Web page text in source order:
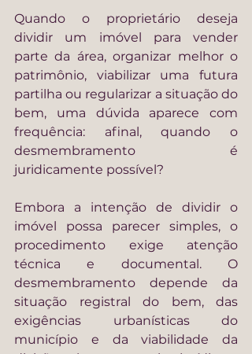
Quando o proprietário deseja
dividir um imóvel para vender
parte da área, organizar melhor o
patrimônio, viabilizar uma futura
partilha ou regularizar a situação do
bem, uma dúvida aparece com
frequência: afinal, quando o
desmembramento é
juridicamente possível?
Embora a intenção de dividir o
imóvel possa parecer simples, o
procedimento exige atenção
técnica e documental. O
desmembramento depende da
situação registral do bem, das
exigências urbanísticas do
município e da viabilidade da